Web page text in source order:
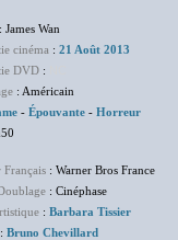
: James Wan
cinéma : 21 Août 2013
DVD :
: Américain
- Épouvante - Horreur
: Warner Bros France
: Cinéphase
: Barbara Tissier
: Bruno Chevillard